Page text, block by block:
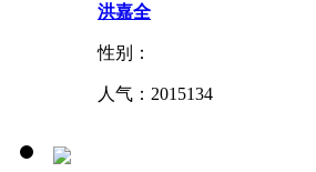
洪嘉全
性别：
人气： 2015134